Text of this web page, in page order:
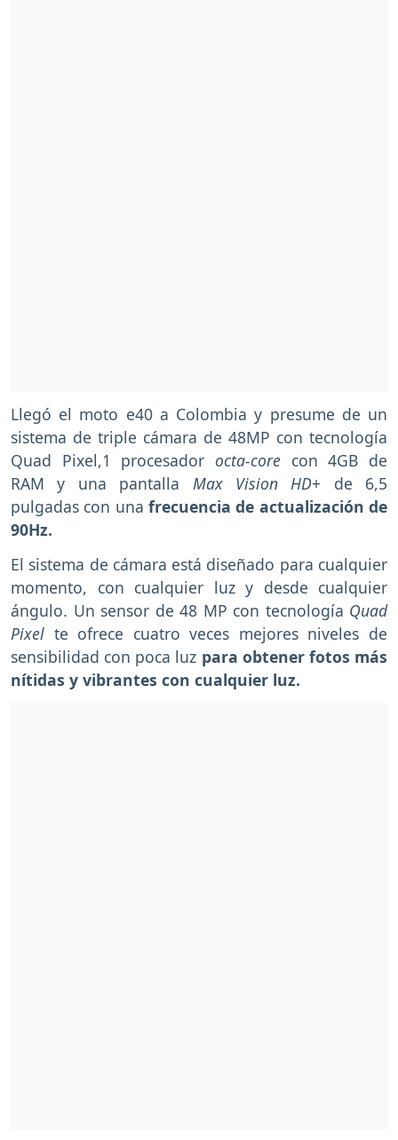
Llegó el moto e40 a Colombia y presume de un
sistema de triple cámara de 48MP con tecnología
Quad Pixel,1 procesador octa-core con 4GB de
RAM y una pantalla Max Vision HD+ de 6,5
pulgadas con una frecuencia de actualización de
90Hz.
El sistema de cámara está diseñado para cualquier
momento, con cualquier luz y desde cualquier
ángulo. Un sensor de 48 MP con tecnología Quad
Pixel te ofrece cuatro veces mejores niveles de
sensibilidad con poca luz para obtener fotos más
nítidas y vibrantes con cualquier luz.